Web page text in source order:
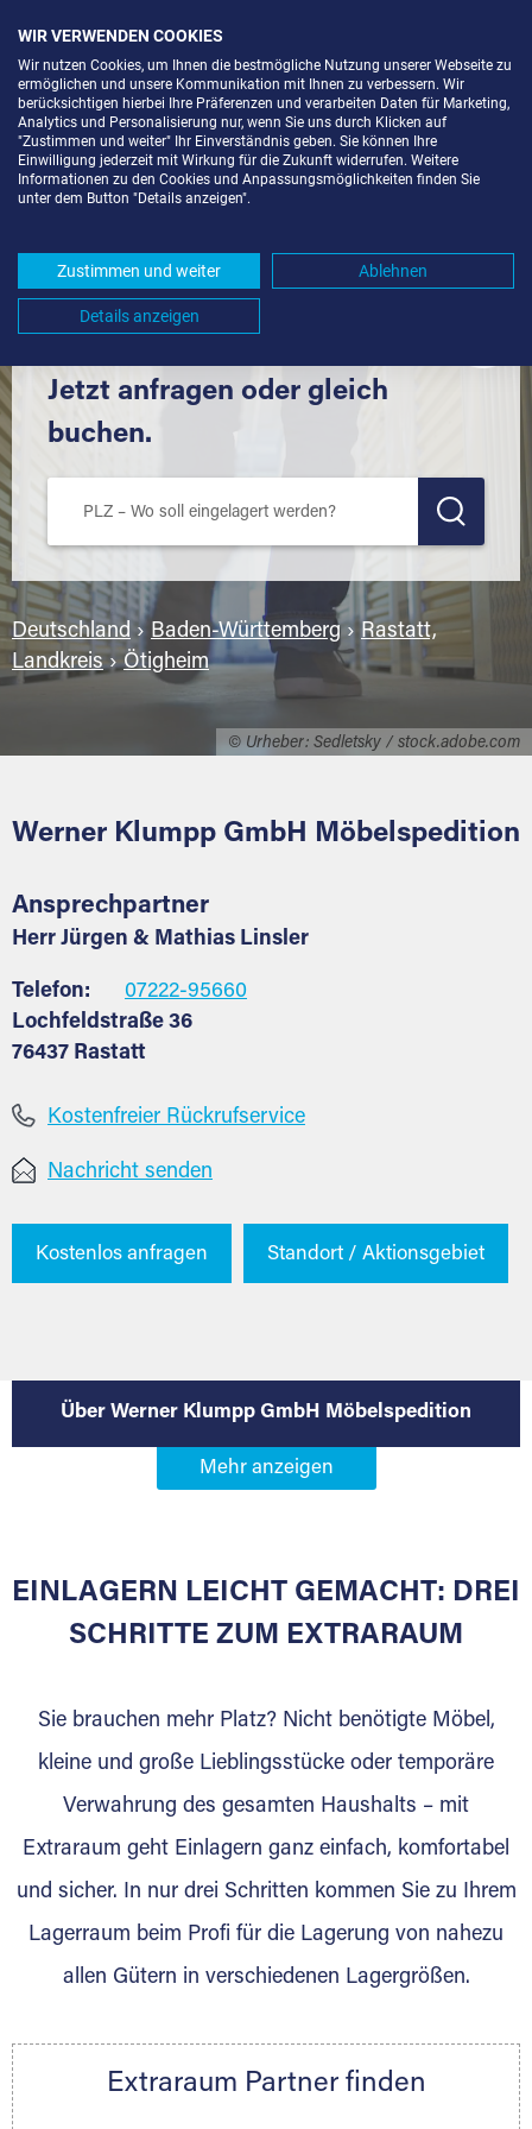
© Urheber: Sedletsky / stock.adobe.com
LAGERBOX IN ÖTIGHEIM (76470)
Komfortabel einlagern mit Extraraum
Jetzt anfragen oder gleich
buchen.
Deutschland › Baden-Württemberg › Rastatt,
Landkreis›Ötigheim
Werner Klumpp GmbH Möbelspedition
Ansprechpartner
Herr Jürgen & Mathias Linsler
Telefon:
07222-95660
Lochfeldstraße 36
76437 Rastatt
Kostenfreier Rückrufservice
Nachricht senden
Kostenlos anfragen Standort / Aktionsgebiet
Über Werner Klumpp GmbH Möbelspedition
DAS SIND WIR
Ruhen wir uns nicht auf Traditionen aus. Mit
modernem Equipment, geschulten und
Lagergeschäft. So halten wir in unseren
EINLAGERN LEICHT GEMACHT: DREI
SCHRITTE ZUM EXTRARAUM
Sie brauchen mehr Platz? Nicht benötigte Möbel,
kleine und große Lieblingsstücke oder temporäre
Verwahrung des gesamten Haushalts – mit
Extraraum geht Einlagern ganz einfach, komfortabel
und sicher. In nur drei Schritten kommen Sie zu Ihrem
Lagerraum beim Profi für die Lagerung von nahezu
allen Gütern in verschiedenen Lagergrößen.
Extraraum Partner finden
WIR VERWENDEN COOKIES
Wir nutzen Cookies, um Ihnen die bestmögliche Nutzung unserer Webseite zu
ermöglichen und unsere Kommunikation mit Ihnen zu verbessern. Wir
berücksichtigen hierbei Ihre Präferenzen und verarbeiten Daten für Marketing,
Analytics und Personalisierung nur, wenn Sie uns durch Klicken auf
"Zustimmen und weiter" Ihr Einverständnis geben. Sie können Ihre
Einwilligung jederzeit mit Wirkung für die Zukunft widerrufen. Weitere
Informationen zu den Cookies und Anpassungsmöglichkeiten finden Sie
unter dem Button "Details anzeigen".
Zustimmen und weiter Ablehnen
Details anzeigen